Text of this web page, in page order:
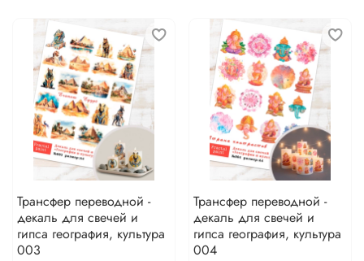
Трансфер переводной -
декаль для свечей и
гипса география, культура
003
Трансфер переводной -
декаль для свечей и
гипса география, культура
004